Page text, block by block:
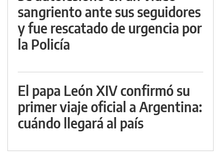
sangriento ante sus seguidores
y fue rescatado de urgencia por
la Policía
El papa León XIV confirmó su
primer viaje oficial a Argentina:
cuándo llegará al país